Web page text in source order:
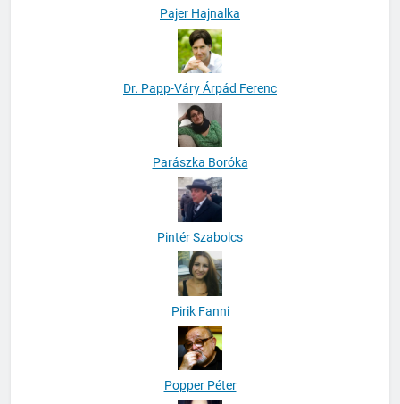
Pajer Hajnalka
Dr. Papp-Váry Árpád Ferenc
Parászka Boróka
Pintér Szabolcs
Pirik Fanni
Popper Péter